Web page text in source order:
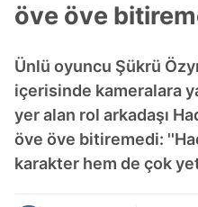
öve öve
Ünlü oyuncu Şükrü
içerisinde kameralara
yer alan rol arkadaşı
öve öve bitiremedi:
karakter hem de çok